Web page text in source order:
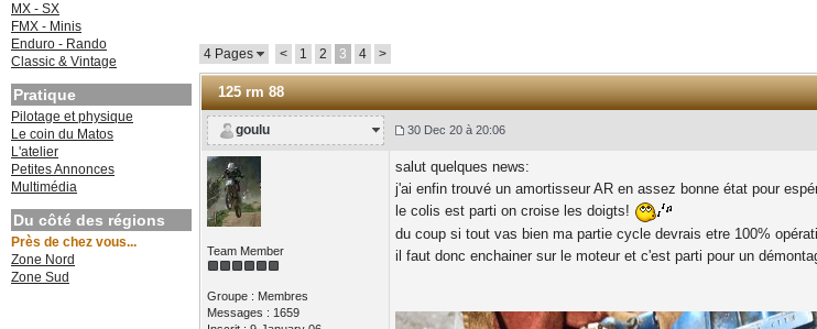
MX - SX
FMX - Minis
Enduro - Rando
Classic & Vintage
Pratique
Pilotage et physique
Le coin du Matos
L'atelier
Petites Annonces
Multimédia
Du côté des régions
Près de chez vous...
Zone Nord
Zone Sud
4 Pages < 1 2 3 4 >
125 rm 88
goulu 30 Dec 20 à 20:06
Team Member
Groupe : Membres
Messages : 1659
salut quelques news:
j'ai enfin trouvé un amortisseur AR en assez bonne état pour
le colis est parti on croise les doigts!
du coup si tout vas bien ma partie cycle devrais etre 100%
il faut donc enchainer sur le moteur et c'est parti pour un